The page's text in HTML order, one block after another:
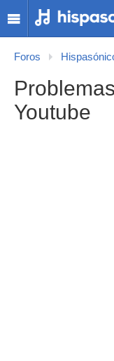
Foros
Youtube